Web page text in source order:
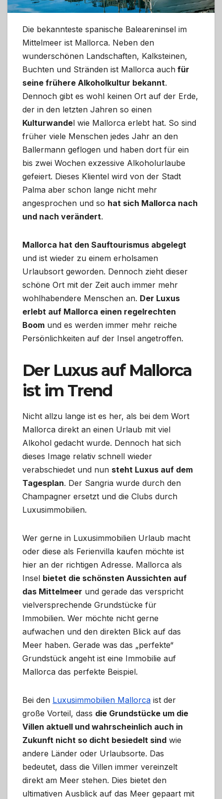
Die bekannteste spanische Baleareninsel im
Mittelmeer ist Mallorca. Neben den
wunderschönen Landschaften, Kalksteinen,
Buchten und Stränden ist Mallorca auch für
seine frühere Alkoholkultur bekannt.
Dennoch gibt es wohl keinen Ort auf der Erde,
der in den letzten Jahren so einen
Kulturwandel wie Mallorca erlebt hat. So sind
früher viele Menschen jedes Jahr an den
Ballermann geflogen und haben dort für ein
bis zwei Wochen exzessive Alkoholurlaube
gefeiert. Dieses Klientel wird von der Stadt
Palma aber schon lange nicht mehr
angesprochen und so hat sich Mallorca nach
und nach verändert.
Mallorca hat den Sauftourismus abgelegt
und ist wieder zu einem erholsamen
Urlaubsort geworden. Dennoch zieht dieser
schöne Ort mit der Zeit auch immer mehr
wohlhabendere Menschen an. Der Luxus
erlebt auf Mallorca einen regelrechten
Boom und es werden immer mehr reiche
Persönlichkeiten auf der Insel angetroffen.
Der Luxus auf Mallorca
ist im Trend
Nicht allzu lange ist es her, als bei dem Wort
Mallorca direkt an einen Urlaub mit viel
Alkohol gedacht wurde. Dennoch hat sich
dieses Image relativ schnell wieder
verabschiedet und nun steht Luxus auf dem
Tagesplan. Der Sangria wurde durch den
Champagner ersetzt und die Clubs durch
Luxusimmobilien.
Wer gerne in Luxusimmobilien Urlaub macht
oder diese als Ferienvilla kaufen möchte ist
hier an der richtigen Adresse. Mallorca als
Insel bietet die schönsten Aussichten auf
das Mittelmeer und gerade das verspricht
vielversprechende Grundstücke für
Immobilien. Wer möchte nicht gerne
aufwachen und den direkten Blick auf das
Meer haben. Gerade was das „perfekte“
Grundstück angeht ist eine Immobilie auf
Mallorca das perfekte Beispiel.
Bei den Luxusimmobilien Mallorca ist der
große Vorteil, dass die Grundstücke um die
Villen aktuell und wahrscheinlich auch in
Zukunft nicht so dicht besiedelt sind wie
andere Länder oder Urlaubsorte. Das
bedeutet, dass die Villen immer vereinzelt
direkt am Meer stehen. Dies bietet den
ultimativen Ausblick auf das Meer gepaart mit